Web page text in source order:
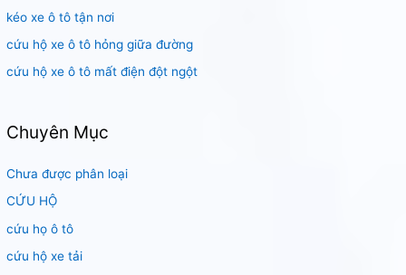
:kéo xe ô tô tận nơi
cứu hộ xe ô tô hỏng giữa đường
cứu hộ xe ô tô mất điện đột ngột
Chuyên Mục
Chưa được phân loại
CỨU HỘ
cứu họ ô tô
cứu hộ xe tải